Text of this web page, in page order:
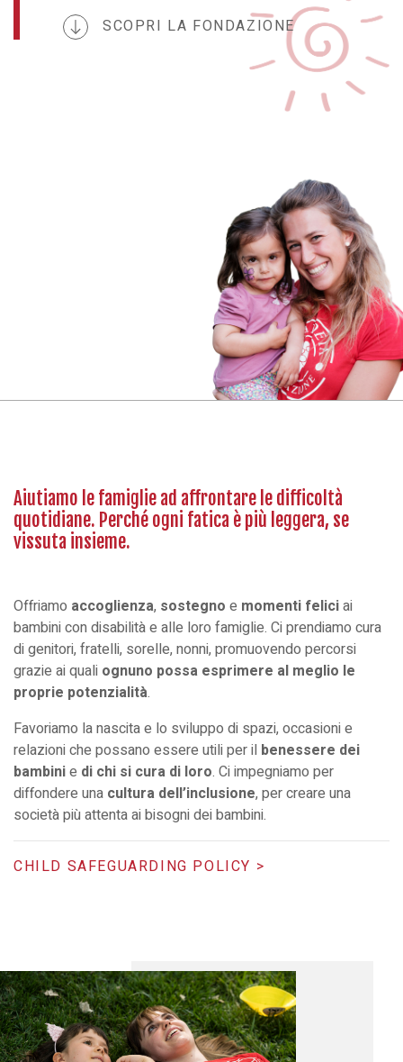
SCOPRI LA FONDAZIONE
Aiutiamo le famiglie ad affrontare le difficoltà
quotidiane. Perché ogni fatica è più leggera, se
vissuta insieme.
Offriamo accoglienza, sostegno e momenti feliciai
bambini con disabilità e alle loro famiglie. Ci prendiamo cura
di genitori, fratelli, sorelle, nonni, promuovendo percorsi
grazie ai quali ognuno possa esprimere al meglio le
proprie potenzialità.
Favoriamo la nascita e lo sviluppo di spazi, occasioni e
relazioni che possano essere utili per il benessere dei
bambinie di chi si cura di loro. Ci impegniamo per
diffondere una cultura dell’inclusione, per creare una
società più attenta ai bisogni dei bambini.
CHILD SAFEGUARDING POLICY >